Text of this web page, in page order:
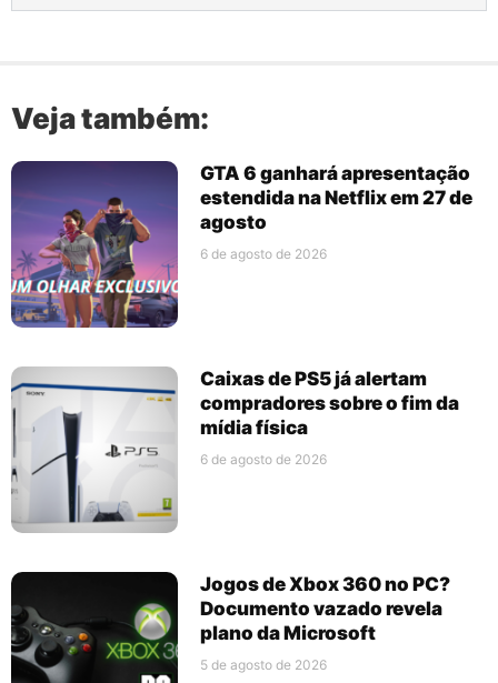
Veja também:
GTA 6 ganhará apresentação
estendida na Netflix em 27 de
agosto
6 de agosto de 2026
Caixas de PS5 já alertam
compradores sobre o fim da
mídia física
6 de agosto de 2026
Jogos de Xbox 360 no PC?
Documento vazado revela
plano da Microsoft
5 de agosto de 2026